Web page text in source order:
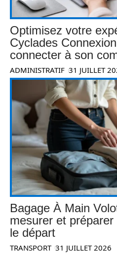
Optimisez votre
Cyclades
connecter à son
ADMINISTRATIF 31 JUILLET
Bagage À Main
mesurer et
le départ
TRANSPORT 31 JUILLET 2026